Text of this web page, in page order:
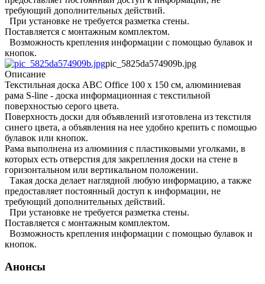
требующий дополнительных действий.
При установке не требуется разметка стены.
Поставляется с монтажным комплектом.
Возможность крепления информации с помощью булавок и
кнопок.
pic_5825da574909b.jpg
Описание
Текстильная доска ABC Office 100 x 150 см, алюминиевая
рама S-line - доска информационная с текстильной
поверхностью серого цвета.
Поверхность доски для объявлений изготовлена из текстиля
синего цвета, а объявления на нее удобно крепить с помощью
булавок или кнопок.
Рама выполнена из алюминия с пластиковыми уголками, в
которых есть отверстия для закрепления доски на стене в
горизонтальном или вертикальном положении.
Такая доска делает наглядной любую информацию, а также
предоставляет постоянный доступ к информации, не
требующий дополнительных действий.
При установке не требуется разметка стены.
Поставляется с монтажным комплектом.
Возможность крепления информации с помощью булавок и
кнопок.
Анонсы